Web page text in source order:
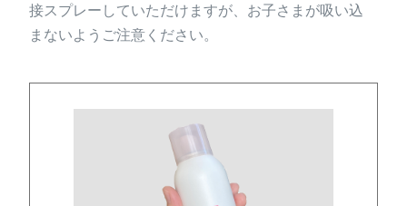
接スプレーしていただけますが、お子さまが吸い込
まないようご注意ください。